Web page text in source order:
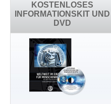
KOSTENLOSES
INFORMATIONSKIT UND
DVD